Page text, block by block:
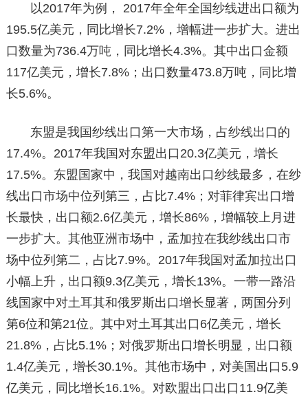
以2017年为例， 2017年全年全国纱线进出口额为
195.5亿美元，同比增长7.2%，增幅进一步扩大。进出
口数量为736.4万吨，同比增长4.3%。其中出口金额
117亿美元，增长7.8%；出口数量473.8万吨，同比增
长5.6%。
东盟是我国纱线出口第一大市场，占纱线出口的
17.4%。2017年我国对东盟出口20.3亿美元，增长
17.5%。东盟国家中，我国对越南出口纱线最多，在纱
线出口市场中位列第三，占比7.4%；对菲律宾出口增
长最快，出口额2.6亿美元，增长86%，增幅较上月进
一步扩大。其他亚洲市场中，孟加拉在我纱线出口市
场中位列第二，占比7.9%。2017年我国对孟加拉出口
小幅上升，出口额9.3亿美元，增长13%。一带一路沿
线国家中对土耳其和俄罗斯出口增长显著，两国分列
第6位和第21位。其中对土耳其出口6亿美元，增长
21.8%，占比5.1%；对俄罗斯出口增长明显，出口额
1.4亿美元，增长30.1%。其他市场中，对美国出口5.9
亿美元，同比增长16.1%。对欧盟出口出口11.9亿美